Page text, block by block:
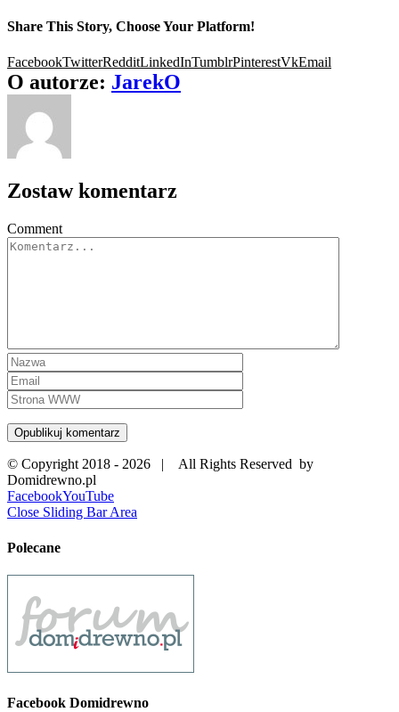
Share This Story, Choose Your Platform!
FacebookTwitterRedditLinkedInTumblrPinterestVkEmail
O autorze: JarekO
Zostaw komentarz
Comment
© Copyright 2018 - 2026 | All Rights Reserved by
Domidrewno.pl
FacebookYouTube
Close Sliding Bar Area
Polecane
Facebook Domidrewno